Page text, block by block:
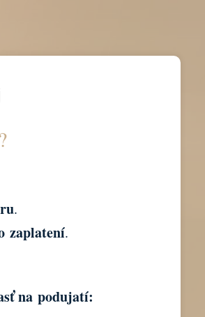
.
zaplatení.
na podujatí: